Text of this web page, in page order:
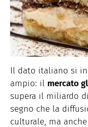
Il dato italiano si
ampio: il mercato
supera il miliardo
segno che la
culturale, ma